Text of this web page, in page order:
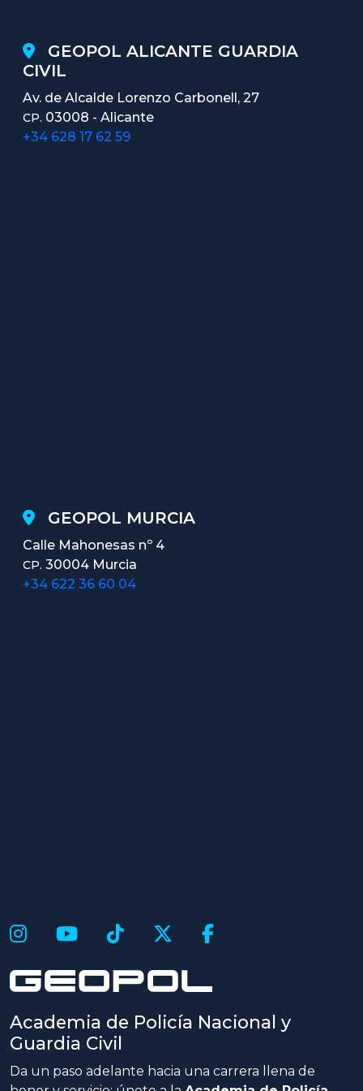
GEOPOL ALICANTE GUARDIA
CIVIL
Av. de Alcalde Lorenzo Carbonell, 27
CP. 03008 - Alicante
+34 628 17 62 59
GEOPOL MURCIA
Calle Mahonesas nº 4
CP. 30004 Murcia
+34 622 36 60 04
Academia de Policía Nacional y
Guardia Civil
Da un paso adelante hacia una carrera llena de